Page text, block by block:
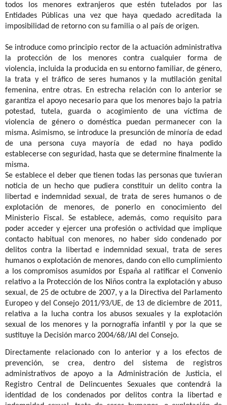
todos los menores extranjeros que estén tutelados por las
Entidades Públicas una vez que haya quedado acreditada la
imposibilidad de retorno con su familia o al país de origen.
Se introduce como principio rector de la actuación administrativa
la protección de los menores contra cualquier forma de
violencia, incluida la producida en su entorno familiar, de género,
la trata y el tráfico de seres humanos y la mutilación genital
femenina, entre otras. En estrecha relación con lo anterior se
garantiza el apoyo necesario para que los menores bajo la patria
potestad, tutela, guarda o acogimiento de una víctima de
violencia de género o doméstica puedan permanecer con la
misma. Asimismo, se introduce la presunción de minoría de edad
de una persona cuya mayoría de edad no haya podido
establecerse con seguridad, hasta que se determine finalmente la
misma.
Se establece el deber que tienen todas las personas que tuvieran
noticia de un hecho que pudiera constituir un delito contra la
libertad e indemnidad sexual, de trata de seres humanos o de
explotación de menores, de ponerlo en conocimiento del
Ministerio Fiscal. Se establece, además, como requisito para
poder acceder y ejercer una profesión o actividad que implique
contacto habitual con menores, no haber sido condenado por
delitos contra la libertad e indemnidad sexual, trata de seres
humanos o explotación de menores, dando con ello cumplimiento
a los compromisos asumidos por España al ratificar el Convenio
relativo a la Protección de los Niños contra la explotación y abuso
sexual, de 25 de octubre de 2007, y a la Directiva del Parlamento
Europeo y del Consejo 2011/93/UE, de 13 de diciembre de 2011,
relativa a la lucha contra los abusos sexuales y la explotación
sexual de los menores y la pornografía infantil y por la que se
sustituye la Decisión marco 2004/68/JAI del Consejo.
Directamente relacionado con lo anterior y a los efectos de
prevención, se crea, dentro del sistema de registros
administrativos de apoyo a la Administración de Justicia, el
Registro Central de Delincuentes Sexuales que contendrá la
identidad de los condenados por delitos contra la libertad e